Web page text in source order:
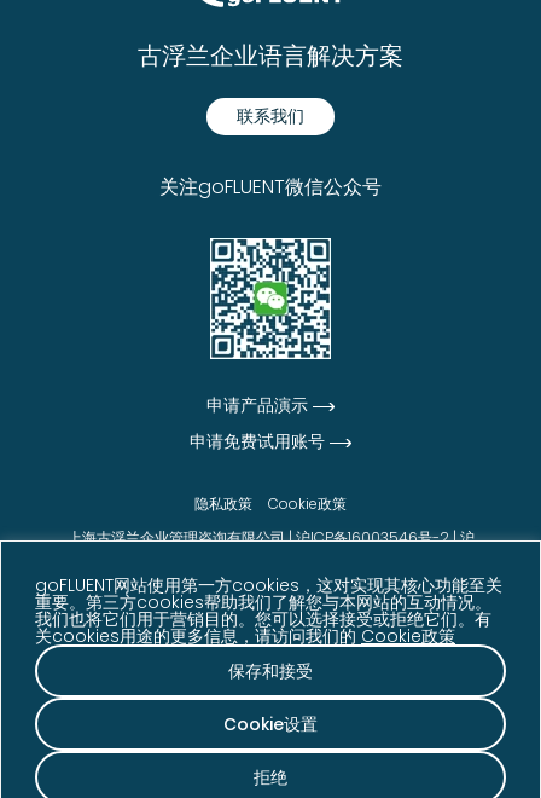
goFLUENT网站使用第一方cookies，这对实现其核心功能至关
重要。第三方cookies帮助我们了解您与本网站的互动情况。
我们也将它们用于营销目的。您可以选择接受或拒绝它们。有
关cookies用途的更多信息，请访问我们的Cookie政策
Cookie设置
拒绝
保存和接受
古浮兰企业语言解决方案
联系我们
关注goFLUENT微信公众号
申请产品演示
申请免费试用账号
隐私政策
Cookie政策
上海古浮兰企业管理咨询有限公司 |沪ICP备16003546号-2|沪
© goFLUENT 2026版权所有
声明：本网站展示的信息、数据及客户反馈内容来源于
goFLUENT 内部数据、客户反馈、调研结果及其他相关
资料，仅供参考。相关数据可能因业务发展、统计周期
等因素发生变化。